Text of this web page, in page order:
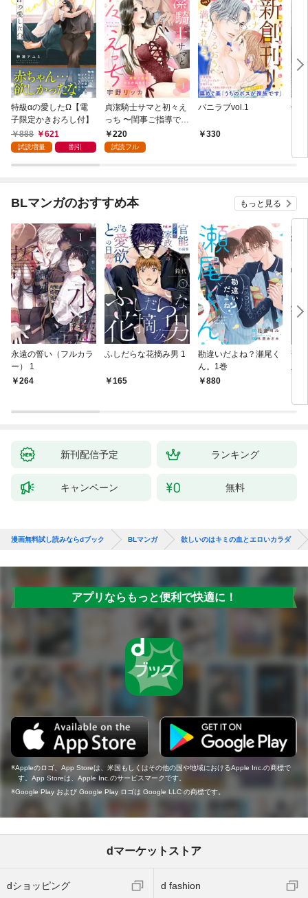
特級αの愛したΩ【電
子限定かきおろし付】
888
621
試読増量 割引
貞潔騎士サマと初々え
っち 〜閨事ご指導でき
かねます！〜（1）
220
試読フル
バニラブvol.1
330
偽
BLマンガのおすすめ本 もっと見る
永遠の誓い（フルカラ
ー） 1
264
ふしだらな花摘み男 1
165
勘違いだよね？瀬尾く
ん。1巻
880
薄
版
新刊配信予定 ランキング
キャンペーン 無料
漫画無料試し読みならdブック BLマンガ 欲しいのはキミの血とエロいカラダ
アプリならもっと便利で快適に！
Appleのロゴ、App Storeは、米国もしくはその他の国や地域におけるApple Inc.の商標で
す。App Storeは、Apple Inc.のサービスマークです。
Google Play および Google Play ロゴは Google LLC の商標です。
dマーケットストア
dショッピング d fashion